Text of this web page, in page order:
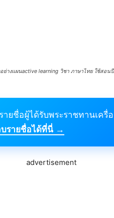
ย่างแผนactive learning วิชา ภาษาไทย ใช้สอ
รายชื่อผู้ได้รับพระราชทานเครื่
บรายชื่อได้ที่นี่ →
advertisement